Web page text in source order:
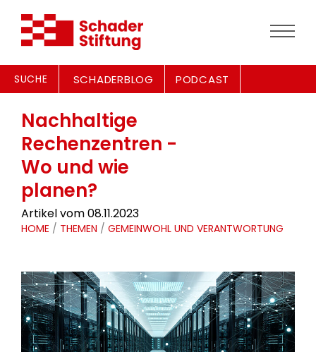
SUCHE SCHADERBLOG PODCAST
Nachhaltige
Rechenzentren -
Wo und wie
planen?
Artikel vom 08.11.2023
HOME / THEMEN / GEMEINWOHL UND VERANTWORTUNG